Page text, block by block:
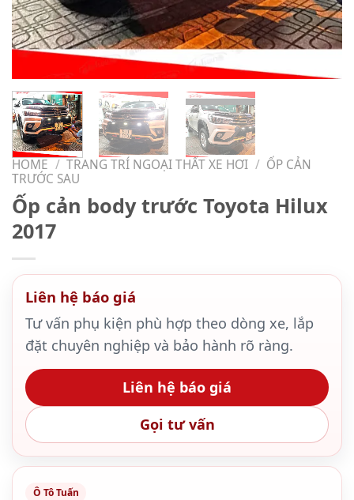
HOME / TRANG TRÍ NGOẠI THẤT XE HƠI / ỐP CẢN
TRƯỚC SAU
Ốp cản body trước Toyota Hilux
2017
Liên hệ báo giá
Tư vấn phụ kiện phù hợp theo dòng xe, lắp
đặt chuyên nghiệp và bảo hành rõ ràng.
Liên hệ báo giá
Gọi tư vấn
Ô Tô Tuấn